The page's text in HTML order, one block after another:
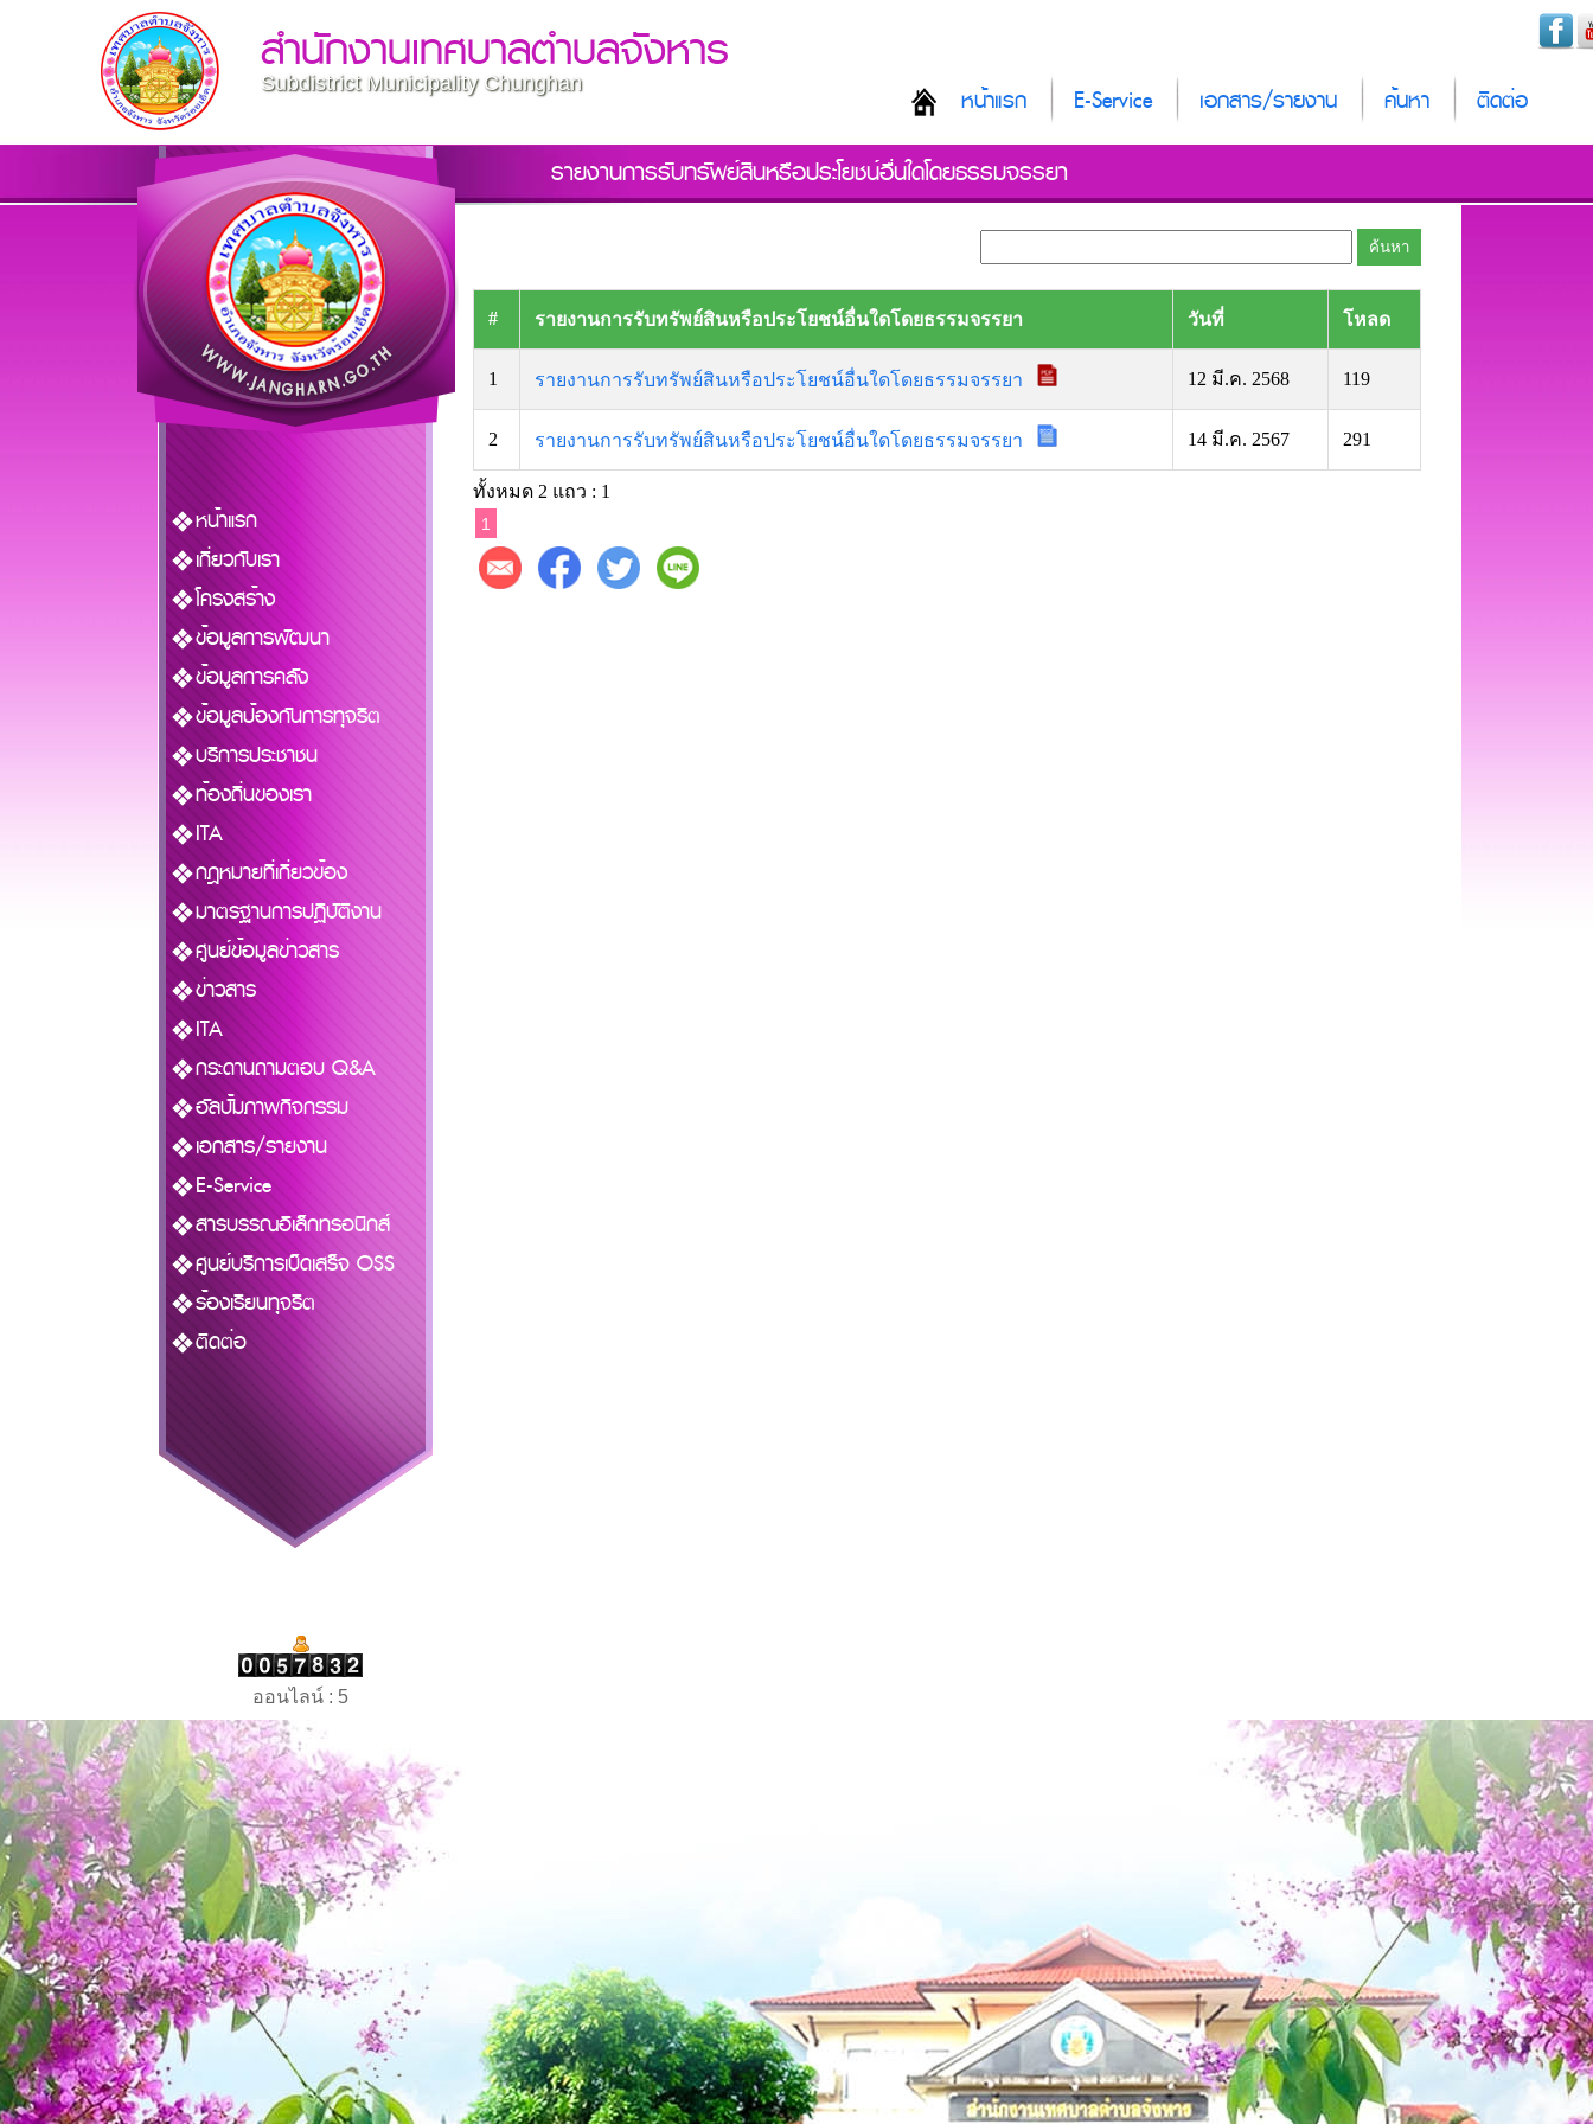
สำนักงานเทศบาลตำบลจังหาร
Subdistrict Municipality Chunghan
หน้าแรก E-Service เอกสาร/รายงาน ค้นหา ติดต่อ
รายงานการรับทรัพย์สินหรือประโยชน์อื่นใดโดยธรรมจรรยา
หน้าแรก
เกี่ยวกับเรา
โครงสร้าง
ข้อมูลการพัฒนา
ข้อมูลการคลัง
ข้อมูลป้องกันการทุจริต
บริการประชาชน
ท้องถิ่นของเรา
ITA
กฎหมายที่เกี่ยวข้อง
มาตรฐานการปฏิบัติงาน
ศูนย์ข้อมูลข่าวสาร
ข่าวสาร
ITA
กระดานถามตอบ Q&A
อัลบั้มภาพกิจกรรม
เอกสาร/รายงาน
E-Service
สารบรรณอิเล็กทรอนิกส์
ศูนย์บริการเบ็ดเสร็จ OSS
ร้องเรียนทุจริต
ติดต่อ
ออนไลน์ : 5
# รายงานการรับทรัพย์สินหรือประโยชน์อื่นใดโดยธรรมจรรยา วันที่ โหลด
1 รายงานการรับทรัพย์สินหรือประโยชน์อื่นใดโดยธรรมจรรยา 12 มี.ค. 2568 119
2 รายงานการรับทรัพย์สินหรือประโยชน์อื่นใดโดยธรรมจรรยา 14 มี.ค. 2567 291
ทั้งหมด 2 แถว : 1
1